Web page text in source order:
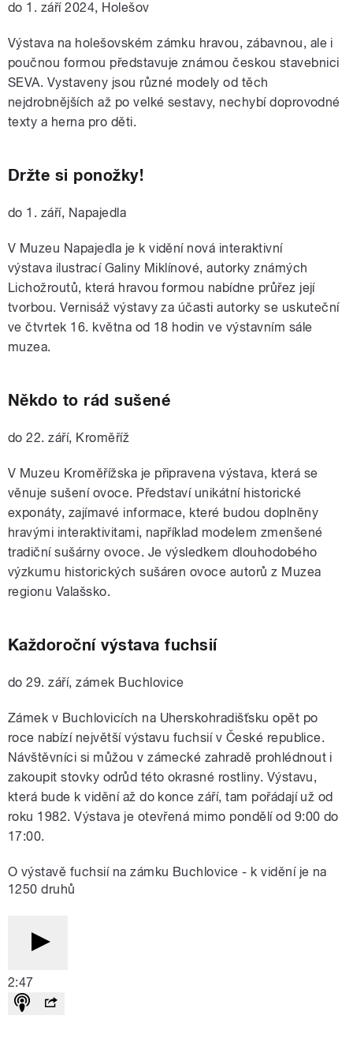
do 1. září 2024, Holešov
Výstava na holešovském zámku hravou, zábavnou, ale i
poučnou formou představuje známou českou stavebnici
SEVA. Vystaveny jsou různé modely od těch
nejdrobnějších až po velké sestavy, nechybí doprovodné
texty a herna pro děti.
Držte si ponožky!
do 1. září, Napajedla
V Muzeu Napajedla je k vidění nová interaktivní
výstava ilustrací Galiny Miklínové, autorky známých
Lichožroutů, která hravou formou nabídne průřez její
tvorbou. Vernisáž výstavy za účasti autorky se uskuteční
ve čtvrtek 16. května od 18 hodin ve výstavním sále
muzea.
Někdo to rád sušené
do 22. září, Kroměříž
V Muzeu Kroměřížska je připravena výstava, která se
věnuje sušení ovoce. Představí unikátní historické
exponáty, zajímavé informace, které budou doplněny
hravými interaktivitami, například modelem zmenšené
tradiční sušárny ovoce. Je výsledkem dlouhodobého
výzkumu historických sušáren ovoce autorů z Muzea
regionu Valašsko.
Každoroční výstava fuchsií
do 29. září, zámek Buchlovice
Zámek v Buchlovicích na Uherskohradišťsku opět po
roce nabízí největší výstavu fuchsií v České republice.
Návštěvníci si můžou v zámecké zahradě prohlédnout i
zakoupit stovky odrůd této okrasné rostliny. Výstavu,
která bude k vidění až do konce září, tam pořádají už od
roku 1982. Výstava je otevřená mimo pondělí od 9:00 do
17:00.
O výstavě fuchsií na zámku Buchlovice - k vidění je na
1250 druhů
2:47